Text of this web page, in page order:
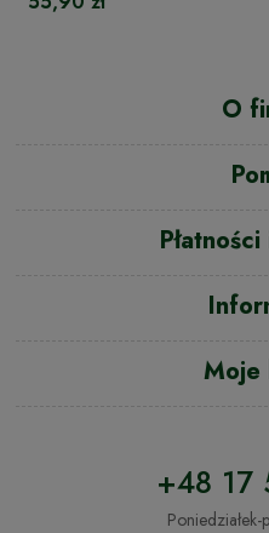
O
Moje
+48 17